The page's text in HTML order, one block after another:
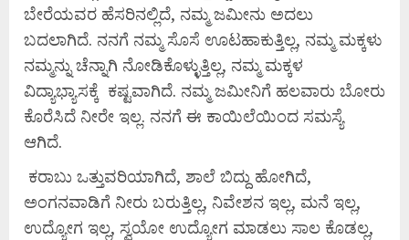
ಬೇರೆಯವರ ಹೆಸರಿನಲ್ಲಿದೆ, ನಮ್ಮ ಜಮೀನು ಅದಲು
ಬದಲಾಗಿದೆ. ನನಗೆ ನಮ್ಮ ಸೊಸೆ ಊಟಹಾಕುತ್ತಿಲ್ಲ, ನಮ್ಮ ಮಕ್ಕಳು
ನಮ್ಮನ್ನು ಚೆನ್ನಾಗಿ ನೋಡಿಕೊಳ್ಳುತ್ತಿಲ್ಲ, ನಮ್ಮ ಮಕ್ಕಳ
ವಿದ್ಯಾಭ್ಯಾಸಕ್ಕೆ ಕಷ್ಟವಾಗಿದೆ. ನಮ್ಮ ಜಮೀನಿಗೆ ಹಲವಾರು ಬೋರು
ಕೊರೆಸಿದೆ ನೀರೇ ಇಲ್ಲ. ನನಗೆ ಈ ಕಾಯಿಲೆಯಿಂದ ಸಮಸ್ಯೆ
ಆಗಿದೆ.
ಕರಾಬು ಒತ್ತುವರಿಯಾಗಿದೆ, ಶಾಲೆ ಬಿದ್ದು ಹೋಗಿದೆ,
ಅಂಗನವಾಡಿಗೆ ನೀರು ಬರುತ್ತಿಲ್ಲ, ನಿವೇಶನ ಇಲ್ಲ, ಮನೆ ಇಲ್ಲ,
ಉದ್ಯೋಗ ಇಲ್ಲ, ಸ್ವಯೋ ಉದ್ಯೋಗ ಮಾಡಲು ಸಾಲ ಕೊಡಲ್ಲ,